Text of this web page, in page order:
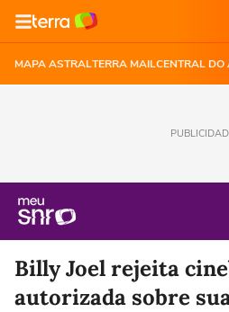
MAPA ASTRALTERRA MAILCENTRAL DO
Billy Joel rejeita
autorizada sobre